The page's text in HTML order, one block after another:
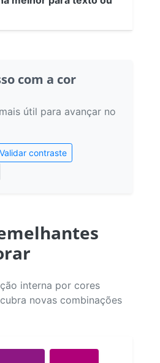
com a cor
útil para avançar no
Validar contraste
interna por cores
novas combinações